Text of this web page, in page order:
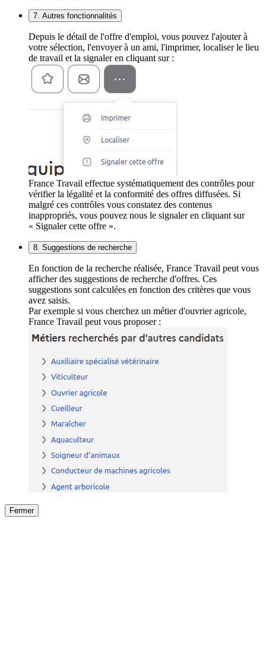
7. Autres fonctionnalités
Depuis le détail de l'offre d'emploi, vous pouvez l'ajouter à
votre sélection, l'envoyer à un ami, l'imprimer, localiser le lieu
de travail et la signaler en cliquant sur :
France Travail effectue systématiquement des contrôles pour
vérifier la légalité et la conformité des offres diffusées. Si
malgré ces contrôles vous constatez des contenus
inappropriés, vous pouvez nous le signaler en cliquant sur
« Signaler cette offre ».
8. Suggestions de recherche
En fonction de la recherche réalisée, France Travail peut vous
afficher des suggestions de recherche d'offres. Ces
suggestions sont calculées en fonction des critères que vous
avez saisis.
Par exemple si vous cherchez un métier d'ouvrier agricole,
France Travail peut vous proposer :
Fermer